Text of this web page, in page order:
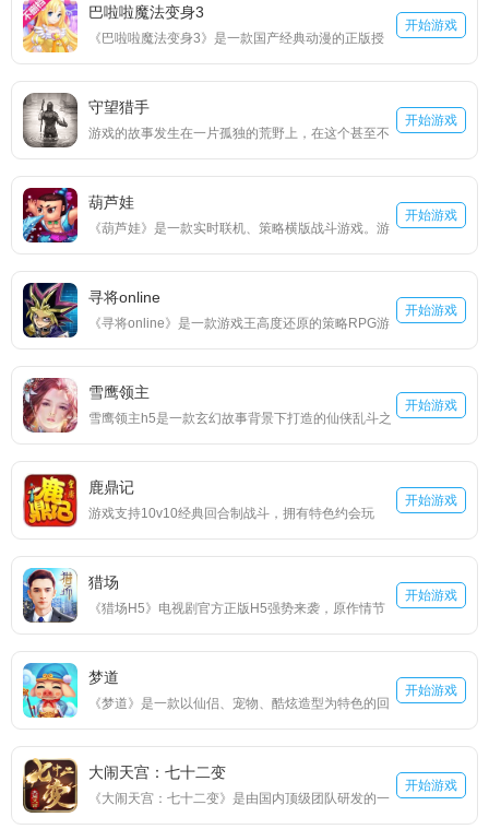
巴啦啦魔法变身3
《巴啦啦魔法变身3》是一款国产经典动漫的正版授
权手游，今古奇缘，穿越时空的小魔仙，又将有怎样
竺、高丽东瀛，纵横各国。千变万化的服装风格，不
同时代、不同地区的服饰任你搭配！丰富的游戏关
仙一起开启时空之旅吧！
开始游戏
守望猎手
游戏的故事发生在一片孤独的荒野上，在这个甚至不
清楚在南半球还是北半球的荒野上却有着极为丰富的
片面积不算大的荒野，居然有着这么丰富的生态环
境，难免让人想到了之前的“生态圈2号”，但故事的背
跟随4位不同命运的主角，一起探索荒野的秘密。
开始游戏
葫芦娃
《葫芦娃》是一款实时联机、策略横版战斗游戏。游
戏还原原作的剪纸人物设定，尊崇原汁原味的故事剧
跟随剧情的脚步，再度体验葫芦娃们的苦难与挫折，
同时将逐一解锁七个葫芦娃，让他们参与到游戏的战
了原作中的天赋能力，拥有自己独特的属性与技能，
还有着特有的属性成长分布，这也决定了他们在战斗
开始游戏
寻将online
《寻将online》是一款游戏王高度还原的策略RPG游
戏，“青眼白龙”“黑魔导”“天空龙”记忆中一张张经典的
事背景，深度的掌机游戏王还原，烧脑的策略玩法，
玩出属于你自己的游戏王。
开始游戏
雪鹰领主
雪鹰领主h5是一款玄幻故事背景下打造的仙侠乱斗之
争的放置类h5网页游戏，同名小说再次燃点，原版的
还有特效的使用，这个玄幻空间里，有的是让你施展
拳脚的时候，你只需准备好去征战就行。三大特色职
新意，攻守相互对战，选择这些职业的英雄，陪伴你
走上领主的征途。
开始游戏
鹿鼎记
游戏支持10v10经典回合制战斗，拥有特色约会玩
法，轻松组建后宫战队。收集超过100位侠客和近500
开始游戏
猎场
《猎场H5》电视剧官方正版H5强势来袭，原作情节
完美还原！超自由模拟经营世界，让您体验店铺经
模拟真实商战，制霸全球硝烟四起，身临其境体验真
实的猎场！
开始游戏
梦道
《梦道》是一款以仙侣、宠物、酷炫造型为特色的回
合制挂置游戏。全新游戏玩法，无需多英雄养成，无
可让您拥有超乎寻常的各种造型组合。 当然作为回合
制少不了强力的仙侣和宠物。通过激活仙侣、仙侣升
开始游戏
大闹天宫：七十二变
《大闹天宫：七十二变》是由国内顶级团队研发的一
款西游神话题材精品H5游戏。游戏革新前沿引擎技
开始游戏